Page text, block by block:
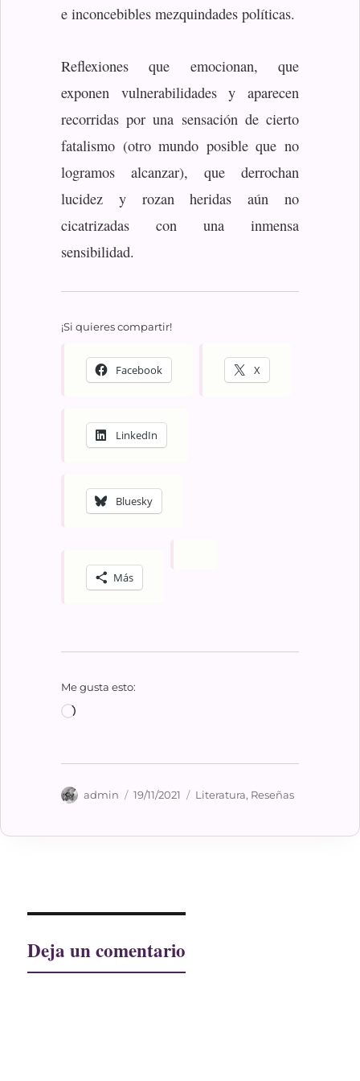
e inconcebibles mezquindades políticas.
Reflexiones que emocionan, que
exponen vulnerabilidades y aparecen
recorridas por una sensación de cierto
fatalismo (otro mundo posible que no
logramos alcanzar), que derrochan
lucidez y rozan heridas aún no
cicatrizadas con una inmensa
sensibilidad.
¡Si quieres compartir!
Facebook X
LinkedIn
Bluesky
Más
Me gusta esto:
Cargando...
Autor
admin
Publicado
19/11/2021 Categorías
Literatura, Reseñas
Deja un comentario